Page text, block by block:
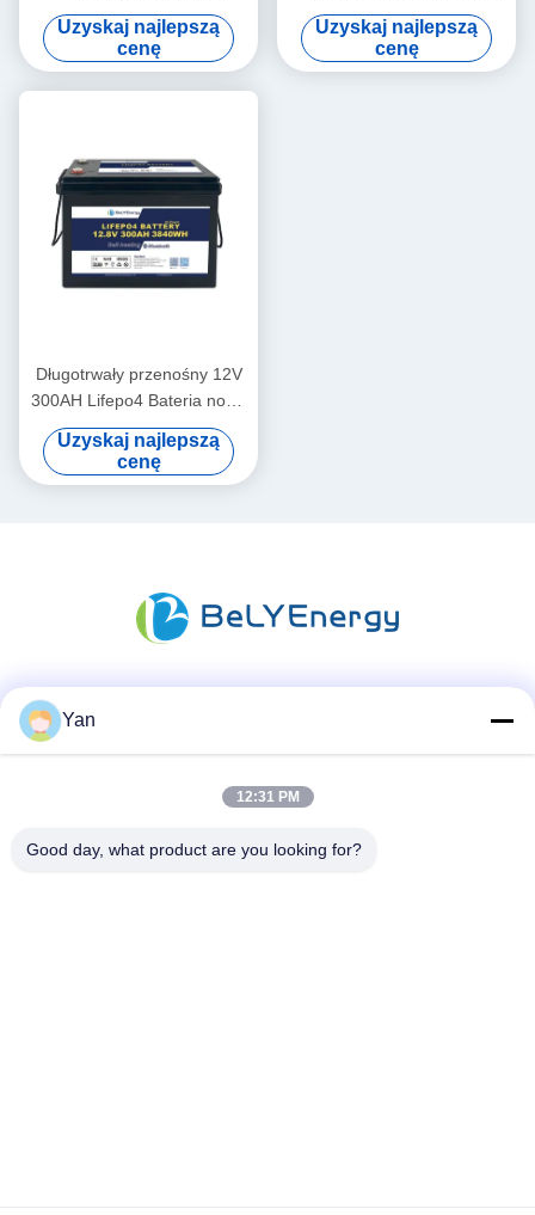
ekonomiczny 5000 cykli 12v
Lifepo4
Uzyskaj najlepszą
cenę
460Ah LiFePo4 Długa
żywotność
Uzyskaj najlepszą
cenę
Długotrwały przenośny 12V
300AH Lifepo4 Bateria nowa
klasa A
Uzyskaj najlepszą
cenę
Yan
12:31 PM
Good day, what product are you looking for?